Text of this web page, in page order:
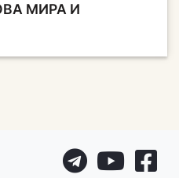
МИРА И